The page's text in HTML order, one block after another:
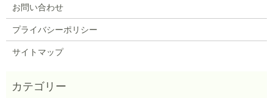
お問い合わせ
プライバシーポリシー
サイトマップ